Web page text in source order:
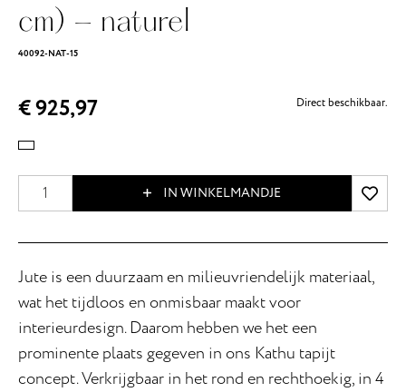
cm) - naturel
40092-NAT-15
€ 925,97 Direct beschikbaar.
IN WINKELMANDJE
Jute is een duurzaam en milieuvriendelijk materiaal,
wat het tijdloos en onmisbaar maakt voor
interieurdesign. Daarom hebben we het een
prominente plaats gegeven in ons Kathu tapijt
concept. Verkrijgbaar in het rond en rechthoekig, in 4